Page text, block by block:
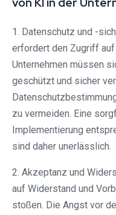
1. Datenschutz und -
erfordert den Zugriff
Unternehmen müssen
geschützt und sicher
zu vermeiden. Eine
Implementierung
sind daher unerlässlich.
2. Akzeptanz und
auf Widerstand und
stoßen. Die Angst vor